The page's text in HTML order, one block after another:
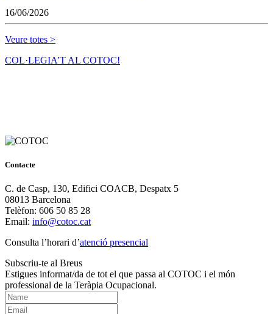
16/06/2026
Veure totes >
COL·LEGIA’T AL COTOC!
Contacte
C. de Casp, 130, Edifici COACB, Despatx 5
08013 Barcelona
Telèfon: 606 50 85 28
Email: info@cotoc.cat
Consulta l’horari d’atenció presencial
Subscriu-te al Breus
Estigues informat/da de tot el que passa al COTOC i el món
professional de la Teràpia Ocupacional.